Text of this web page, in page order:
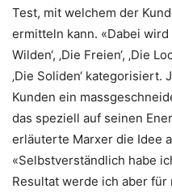
Test, mit welchem der
ermitteln kann. «Dabei wird
Wilden‘, ‚Die Freien‘, ‚Die
‚Die Soliden‘ kategorisiert.
Kunden ein
das speziell auf seinen
erläuterte Marxer die Idee
«Selbstverständlich habe
Resultat werde ich aber